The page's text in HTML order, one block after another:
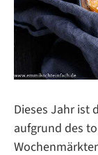
Dieses Jahr ist
aufgrund des